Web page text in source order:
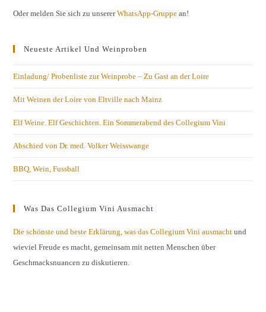
Oder melden Sie sich zu unsererWhatsApp-Gruppe an!
Neueste Artikel Und Weinproben
Einladung/ Probenliste zur Weinprobe – Zu Gast an der Loire
Mit Weinen der Loire von Eltville nach Mainz
Elf Weine. Elf Geschichten. Ein Sommerabend des Collegium Vini
Abschied von Dr. med. Volker Weisswange
BBQ, Wein, Fussball
Was Das Collegium Vini Ausmacht
Die schönste und beste Erklärung, was das Collegium Vini ausmacht und
wieviel Freude es macht, gemeinsam mit netten Menschen über
Geschmacksnuancen zu diskutieren.